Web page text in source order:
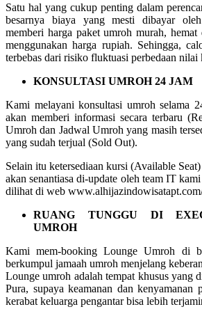
Satu hal yang cukup penting dalam
besarnya biaya yang mesti dibayar
memberi harga paket umroh murah, hemat
menggunakan harga rupiah. Sehingga,
terbebas dari risiko fluktuasi perbedaan nilai
KONSULTASI UMROH 24 JAM
Kami melayani konsultasi umroh selama
akan memberi informasi secara terbaru
Umroh dan Jadwal Umroh yang masih
yang sudah terjual (Sold Out).
Selain itu ketersediaan kursi (Available
akan senantiasa di-update oleh team IT
dilihat di web
RUANG TUNGGU DI
UMROH
Kami mem-booking Lounge Umroh di
berkumpul jamaah umroh menjelang
Lounge umroh adalah tempat khusus yang
Pura, supaya keamanan dan kenyamanan
kerabat keluarga pengantar bisa lebih